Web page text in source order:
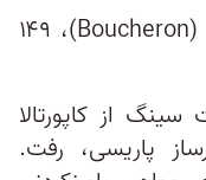
او سپس ضمن بازدید از بوشرون (Boucheron)، ۱۴۹
سینگ از کاپورتالا
پاریسی، رفت.